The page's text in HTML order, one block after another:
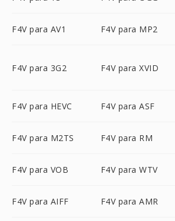
F4V para AV1 F4V para MP2
F4V para 3G2 F4V para XVID
F4V para HEVC F4V para ASF
F4V para M2TS F4V para RM
F4V para VOB F4V para WTV
F4V para AIFF F4V para AMR